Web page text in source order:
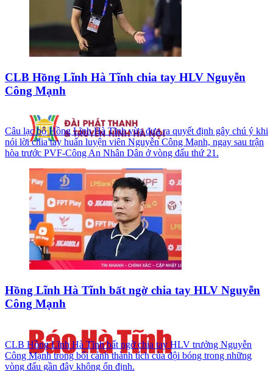
CLB Hồng Lĩnh Hà Tĩnh chia tay HLV Nguyễn
Công Mạnh
Câu lạc bộ Hồng Lĩnh Hà Tĩnh vừa đưa ra quyết định gây chú ý khi
nói lời chia tay huấn luyện viên Nguyễn Công Mạnh, ngay sau trận
hòa trước PVF-Công An Nhân Dân ở vòng đấu thứ 21.
Hồng Lĩnh Hà Tĩnh bất ngờ chia tay HLV Nguyễn
Công Mạnh
CLB Hồng Lĩnh Hà Tĩnh bất ngờ chia tay HLV trưởng Nguyễn
Công Mạnh trong bối cảnh thành tích của đội bóng trong những
vòng đấu gần đây không ổn định.